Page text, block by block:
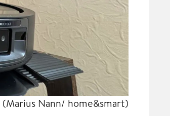
(Marius Nann/ home&smart)